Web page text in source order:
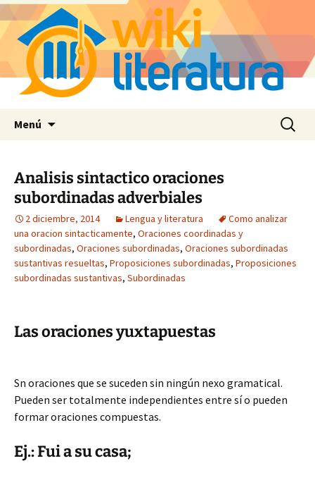
Menú Buscar:
Analisis sintactico oraciones
subordinadas adverbiales
2 diciembre, 2014 Lengua y literatura
Como analizar
una oracion sintacticamente, Oraciones coordinadas y
subordinadas, Oraciones subordinadas, Oraciones subordinadas
sustantivas resueltas, Proposiciones subordinadas, Proposiciones
subordinadas sustantivas, Subordinadas
Las oraciones yuxtapuestas
Sn oraciones que se suceden sin ningún nexo gramatical.
Pueden ser totalmente independientes entre sí o pueden
formar oraciones compuestas.
Ej.: Fui a su casa;